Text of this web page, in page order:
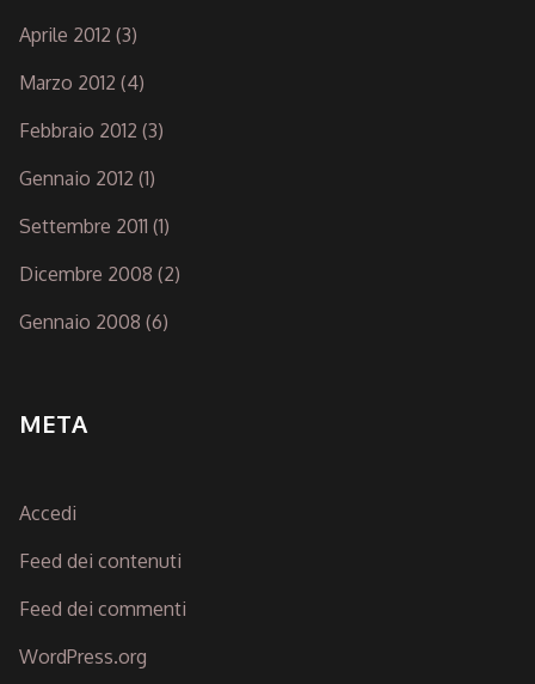
Aprile 2012 (3)
Marzo 2012 (4)
Febbraio 2012 (3)
Gennaio 2012 (1)
Settembre 2011 (1)
Dicembre 2008 (2)
Gennaio 2008 (6)
META
Accedi
Feed dei contenuti
Feed dei commenti
WordPress.org